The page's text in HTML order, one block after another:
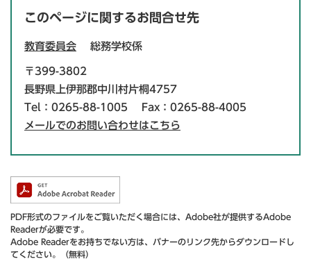
このページに関するお問合せ先
教育委員会 総務学校係
〒399-3802
長野県上伊那郡中川村片桐4757
Tel：0265-88-1005
Fax：0265-88-4005
メールでのお問い合わせはこちら
PDF形式のファイルをご覧いただく場合には、Adobe社が提供するAdobe
Readerが必要です。
Adobe Readerをお持ちでない方は、バナーのリンク先からダウンロードし
てください。（無料）